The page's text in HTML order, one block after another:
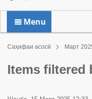
Menu
Саҳифаи асосӣ Март
Items filtered